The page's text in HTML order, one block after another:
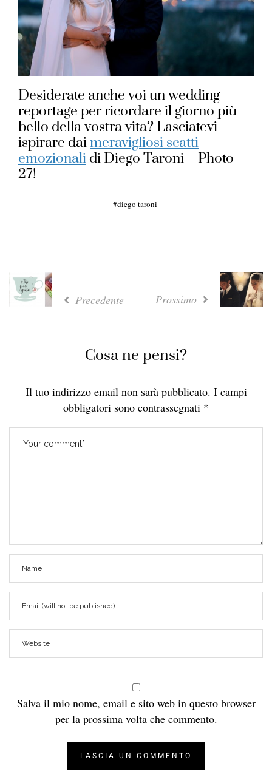
Desiderate anche voi un wedding
reportage per ricordare il giorno più
bello della vostra vita? Lasciatevi
ispirare daimeravigliosi scatti
emozionali di Diego Taroni – Photo
27!
diego taroni
Precedente Prossimo
Cosa ne pensi?
Il tuo indirizzo email non sarà pubblicato. I campi
obbligatori sono contrassegnati *
Salva il mio nome, email e sito web in questo browser
per la prossima volta che commento.